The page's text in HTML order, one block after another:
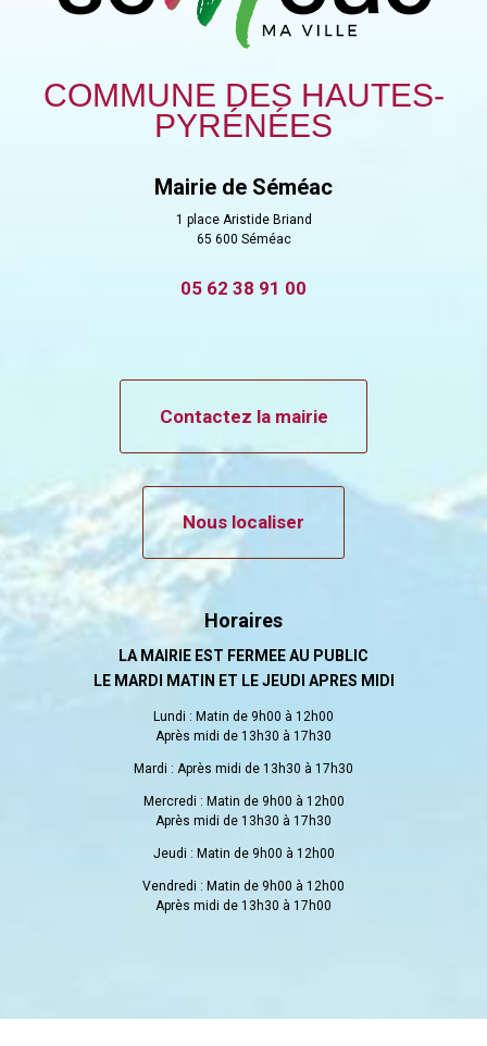
COMMUNE DES HAUTES-
PYRÉNÉES
Mairie de Séméac
1 place Aristide Briand
65 600 Séméac
05 62 38 91 00
Contactez la mairie
Nous localiser
Horaires
LA MAIRIE EST FERMEE AU PUBLIC
LE MARDI MATIN ET LE JEUDI APRES MIDI
Lundi : Matin de 9h00 à 12h00
Après midi de 13h30 à 17h30
Mardi : Après midi de 13h30 à 17h30
Mercredi : Matin de 9h00 à 12h00
Après midi de 13h30 à 17h30
Jeudi : Matin de 9h00 à 12h00
Vendredi : Matin de 9h00 à 12h00
Après midi de 13h30 à 17h00